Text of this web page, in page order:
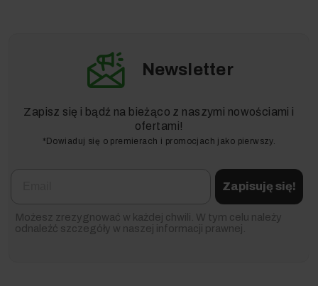
Newsletter
Zapisz się i bądź na bieżąco z naszymi nowościami i
ofertami!
*Dowiaduj się o premierach i promocjach jako pierwszy.
Zapisuję się!
Możesz zrezygnować w każdej chwili. W tym celu należy
odnaleźć szczegóły w naszej informacji prawnej.